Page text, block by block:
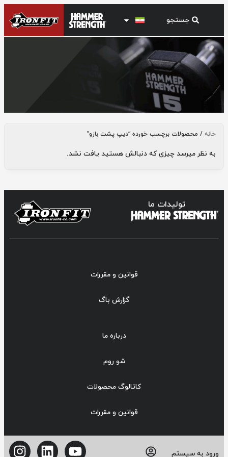
دیپ پشت بازوخانه / محصولات برچسب خورده “دیپ پشت بازو”
به نظر میرسد چیزی که دنبالش هستید یافت نشد.
تولیدات ما
قوانین و مقررات
گزارش باگ
درباره ما
شو روم
کاتالوگ محصولات
قوانین و مقررات
ورود به سیستم